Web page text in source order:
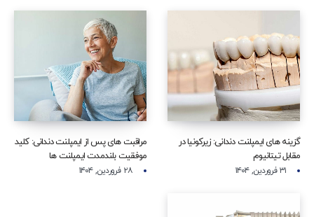
گزینه‌ های ایمپلنت دندانی: زیرکونیا در
مقابل تیتانیوم
۳۱ فروردین, ۱۴۰۴
مراقبت‌ های پس از ایمپلنت دندانی: کلید
موفقیت بلندمدت ایمپلنت‌ ها
۲۸ فروردین, ۱۴۰۴